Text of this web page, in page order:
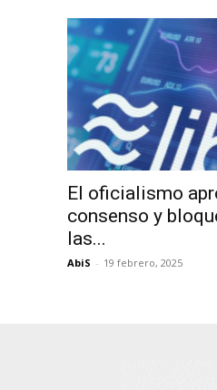
El oficialismo
consenso y
las...
AbiS - 19 febrero, 2025